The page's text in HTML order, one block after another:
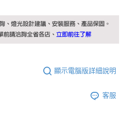
顯示電腦版詳細說明
客服